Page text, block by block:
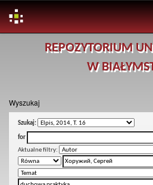
REPOZYTORIUM
W
Wyszukaj
Szukaj:
for
Aktualne filtry: